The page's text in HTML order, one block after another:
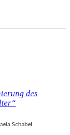
des
Schabel